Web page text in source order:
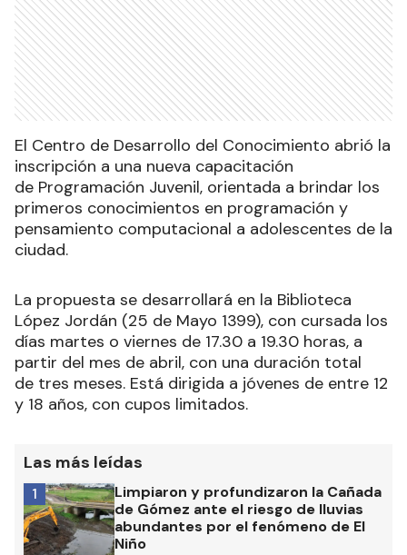
El Centro de Desarrollo del Conocimiento abrió la
inscripción a una nueva capacitación
de Programación Juvenil, orientada a brindar los
primeros conocimientos en programación y
pensamiento computacional a adolescentes de la
ciudad.
La propuesta se desarrollará en la Biblioteca
López Jordán (25 de Mayo 1399), con cursada los
días martes o viernes de 17.30 a 19.30 horas, a
partir del mes de abril, con una duración total
de tres meses. Está dirigida a jóvenes de entre 12
y 18 años, con cupos limitados.
Las más leídas
Limpiaron y profundizaron la Cañada
de Gómez ante el riesgo de lluvias
abundantes por el fenómeno de El
Niño
1